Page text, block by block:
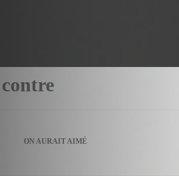
ON AURAIT AIMÉ